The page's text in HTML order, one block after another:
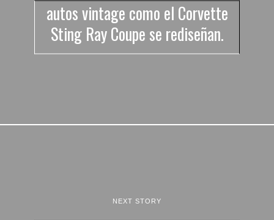
autos vintage como el Corvette
Sting Ray Coupe se rediseñan.
NEXT STORY